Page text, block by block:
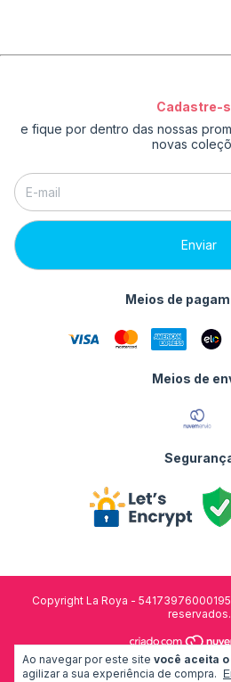
Ao navegar por este site você aceita
agilizar a sua experiência de compra.
Cadastre-
e fique por dentro das nossas
novas
Meios de
Meios de
Copyright La Roya -
reservados.
desenvolvido por: